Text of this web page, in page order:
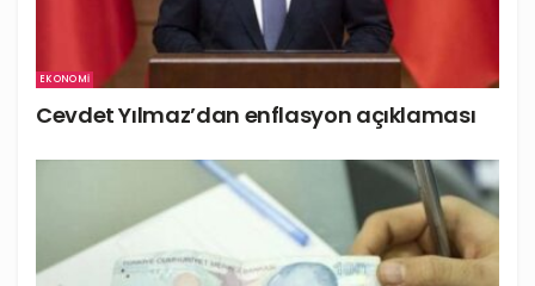
EKONOMI
Cevdet Yılmaz’dan enflasyon açıklaması